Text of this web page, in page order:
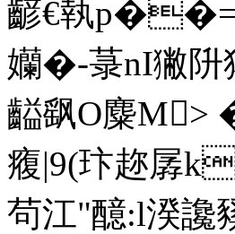
齴€執
孏�-菉nI獙
齸飖O麋M>
癁|9(玣趂
茍江"醷:l湀